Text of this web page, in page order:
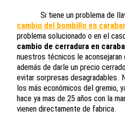
Si tiene un problema de
cambio del bombillo en
problema solucionado o en el
cambio de cerradura en
nuestros técnicos le aconsejaran
además de darle un precio
evitar sorpresas desagradables.
los más económicos del gremio,
hace ya mas de 25 años con la
vienen directamente de fabrica.